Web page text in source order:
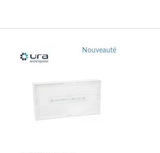
Nouveauté